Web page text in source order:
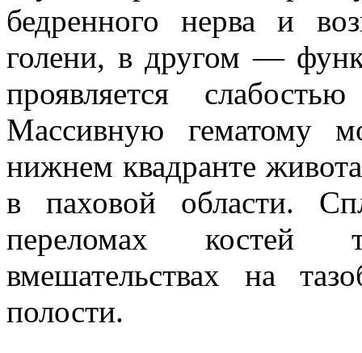
бедренного нерва и
голени, в другом —
проявляется
Массивную гематому
нижнем квадранте
в паховой области.
переломах костей
вмешательствах на
полости.